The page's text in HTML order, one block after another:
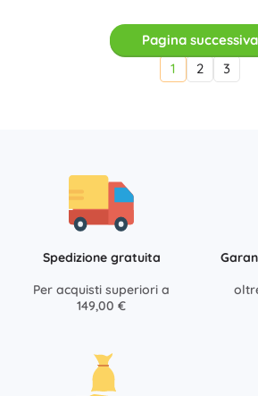
Pagina successiva
1
2 3
Spedizione gratuita
Per acquisti superiori a
149,00 €